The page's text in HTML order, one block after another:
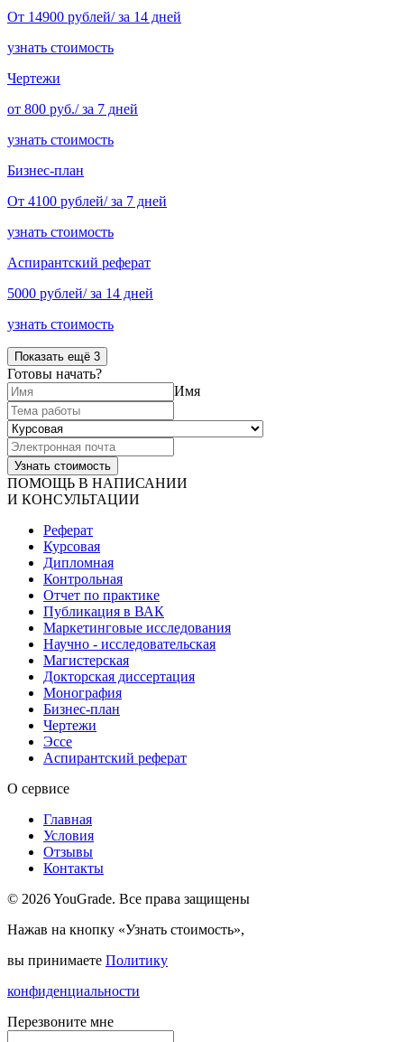
От 14900 рублей/ за 14 дней
узнать стоимость
Чертежи
от 800 руб./ за 7 дней
узнать стоимость
Бизнес-план
От 4100 рублей/ за 7 дней
узнать стоимость
Аспирантский реферат
5000 рублей/ за 14 дней
узнать стоимость
Показать ещё 3
Готовы начать?
Имя
ПОМОЩЬ В НАПИСАНИИ
И КОНСУЛЬТАЦИИ
Реферат
Курсовая
Дипломная
Контрольная
Отчет по практике
Публикация в ВАК
Маркетинговые исследования
Научно - исследовательская
Магистерская
Докторская диссертация
Монография
Бизнес-план
Чертежи
Эссе
Аспирантский реферат
О сервисе
Главная
Условия
Отзывы
Контакты
© 2026 YouGrade. Все права защищены
Нажав на кнопку «Узнать стоимость»,
вы принимаете Политику
конфиденциальности
Перезвоните мне